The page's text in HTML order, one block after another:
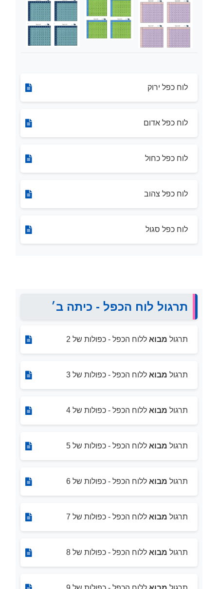
לוח כפל ירוק
לוח כפל אדום
לוח כפל כחול
לוח כפל צהוב
לוח כפל סגול
תרגול לוח הכפל - כיתה ב׳
תרגול מבוא ללוח הכפל - כפולות של 2
תרגול מבוא ללוח הכפל - כפולות של 3
תרגול מבוא ללוח הכפל - כפולות של 4
תרגול מבוא ללוח הכפל - כפולות של 5
תרגול מבוא ללוח הכפל - כפולות של 6
תרגול מבוא ללוח הכפל - כפולות של 7
תרגול מבוא ללוח הכפל - כפולות של 8